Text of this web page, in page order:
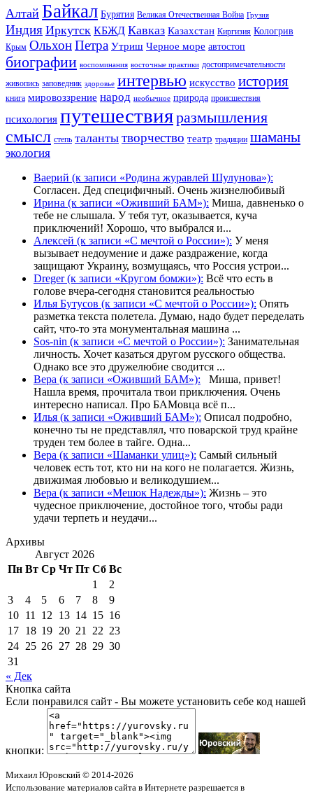
Алтай Байкал Бурятия Великая Отечественная Война Грузия
Индия Иркутск КБЖД Кавказ Казахстан Киргизия Кологрив
Крым ОльхонПетра Утриш Черное море автостоп
биографии воспоминания восточные практики достопримечательности
живопись заповедник здоровье интервью искусство история
книга мировоззрение народ необычное природа происшествия
психология путешествияразмышления
смысл степь таланты творчество театр традиции шаманы
экология
Ваерий (к записи «Родина журавлей Шулунова»):
Согласен. Дед специфичный. Очень жизнелюбивый
Ирина (к записи «Оживший БАМ»): Миша, давненько о
тебе не слышала. У тебя тут, оказывается, куча
приключений! Хорошо, что выбрался и...
Алексей (к записи «С мечтой о России»): У меня
вызывает недоумение и даже раздражение, когда
защищают Украину, возмущаясь, что Россия устрои...
Dreger (к записи «Кругом бомжи»): Всё что есть в
голове вчера-сегодня становится реальностью
Илья Бутусов (к записи «С мечтой о России»): Опять
разметка текста полетела. Думаю, надо будет переделать
сайт, что-то эта монументальная машина ...
Sos-nin (к записи «С мечтой о России»): Занимательная
личность. Хочет казаться другом русского общества.
Однако все это дружелюбие сводится ...
Вера (к записи «Оживший БАМ»): Миша, привет!
Нашла время, прочитала твои приключения. Очень
интересно написал. Про БАМовца всё п...
Илья (к записи «Оживший БАМ»): Описал подробно,
конечно ты не представлял, что поварской труд крайне
труден тем более в тайге. Одна...
Вера (к записи «Шаманки улиц»): Самый сильный
человек есть тот, кто ни на кого не полагается. Жизнь,
движимая любовью и великодушием...
Вера (к записи «Мешок Надежды»): Жизнь – это
чудесное приключение, достойное того, чтобы ради
удачи терпеть и неудачи...
Архивы
Август 2026
Пн Вт Ср Чт Пт Сб Вс
1
2
3
4 5 6 7 8
9
10 11 12 13 14 15 16
17 18 19 20 21 22 23
24 25 26 27 28 29 30
31
« Дек
Кнопка сайта
Если понравился сайт - Вы можете установить себе код нашей
кнопки:
Михаил Юровский © 2014-2026
Использование материалов сайта в Интернете разрешается в